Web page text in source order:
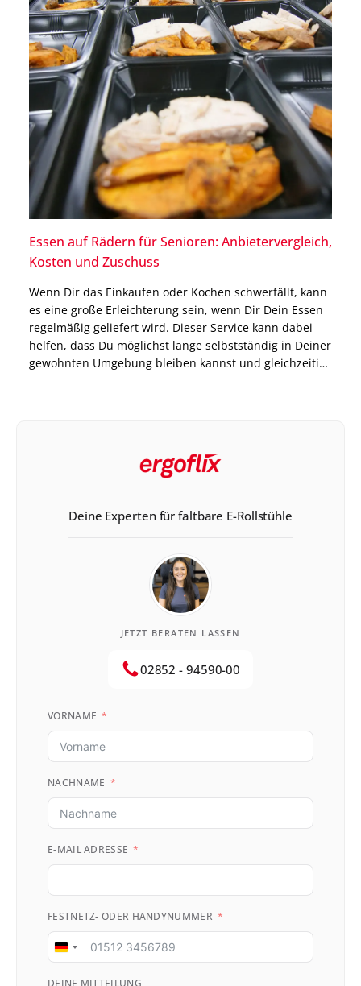
Essen auf Rädern für Senioren: Anbietervergleich,
Kosten und Zuschuss
Wenn Dir das Einkaufen oder Kochen schwerfällt, kann
es eine große Erleichterung sein, wenn Dir Dein Essen
regelmäßig geliefert wird. Dieser Service kann dabei
helfen, dass Du möglichst lange selbstständig in Deiner
gewohnten Umgebung bleiben kannst und gleichzeitig
Deine Experten für faltbare E-Rollstühle
JETZT BERATEN LASSEN
02852 - 94590-00
VORNAME
NACHNAME
E-MAIL ADRESSE
FESTNETZ- ODER HANDYNUMMER
Germany